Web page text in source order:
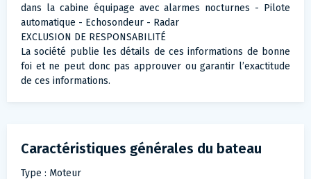
dans la cabine équipage avec alarmes nocturnes - Pilote
automatique - Echosondeur - Radar
EXCLUSION DE RESPONSABILITÉ
La société publie les détails de ces informations de bonne
foi et ne peut donc pas approuver ou garantir l’exactitude
de ces informations.
Caractéristiques générales du bateau
Type : Moteur